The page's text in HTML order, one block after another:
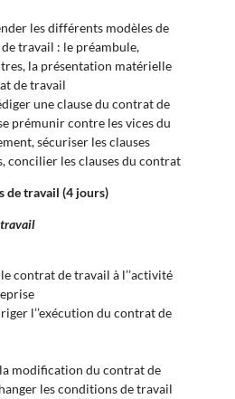
les différents modèles de
travail : le préambule,
la présentation matérielle
de travail
une clause du contrat de
e prémunir contre les vices du
sécuriser les clauses
concilier les clauses du contrat
de travail (4 jours)
contrat de travail à l’’activité
l’’exécution du contrat de
modification du contrat de
les conditions de travail